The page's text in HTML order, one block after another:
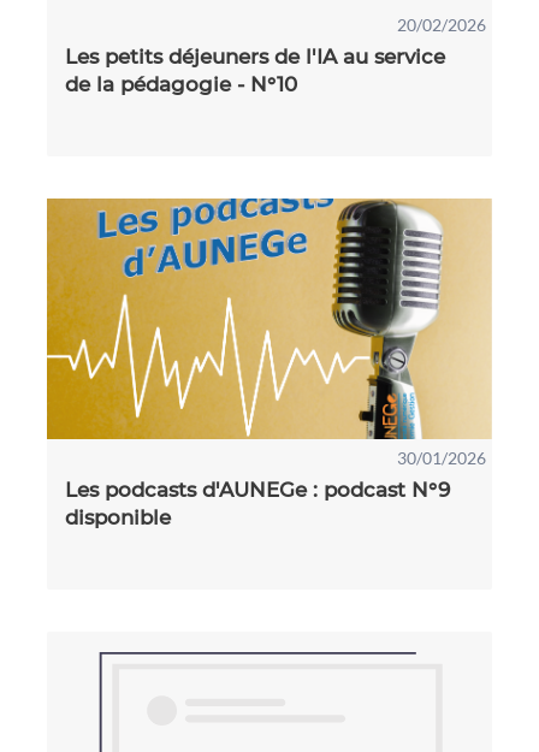
20/02/2026
Les petits déjeuners de l'IA au service
de la pédagogie - N°10
30/01/2026
Les podcasts d'AUNEGe : podcast N°9
disponible